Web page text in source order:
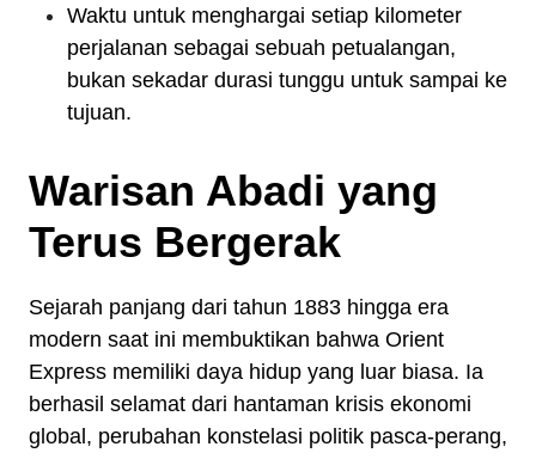
Waktu untuk menghargai setiap kilometer
perjalanan sebagai sebuah petualangan,
bukan sekadar durasi tunggu untuk sampai ke
tujuan.
Warisan Abadi yang
Terus Bergerak
Sejarah panjang dari tahun 1883 hingga era
modern saat ini membuktikan bahwa Orient
Express memiliki daya hidup yang luar biasa. Ia
berhasil selamat dari hantaman krisis ekonomi
global, perubahan konstelasi politik pasca-perang,